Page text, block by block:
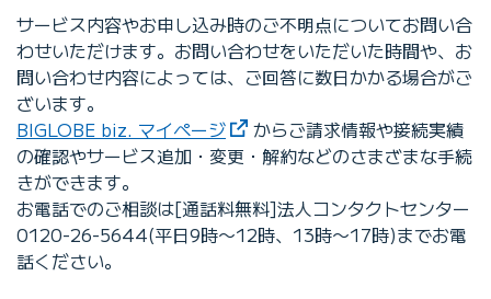
サービス内容やお申し込み時のご不明点についてお問い合
わせいただけます。お問い合わせをいただいた時間や、お
問い合わせ内容によっては、ご回答に数日かかる場合がご
ざいます。
BIGLOBE biz. マイページ
からご請求情報や接続実績
の確認やサービス追加・変更・解約などのさまざまな手続
きができます。
お電話でのご相談は[通話料無料]法人コンタクトセンター
0120-26-5644(平日9時〜12時、13時〜17時)までお電
話ください。